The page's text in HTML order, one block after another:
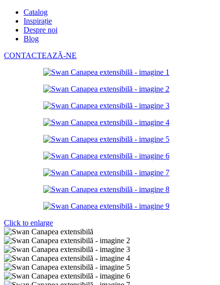
Catalog
Inspirație
Despre noi
Blog
CONTACTEAZĂ-NE
Click to enlarge